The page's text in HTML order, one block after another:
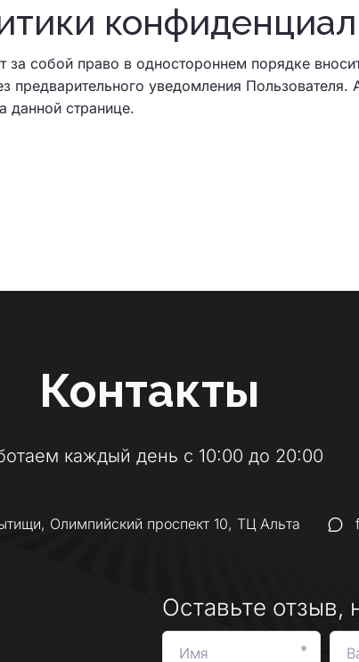
за собой право в одностороннем порядке
предварительного уведомления Пользователя.
данной странице.
Контакты
каждый день с 10:00 до 20:00
, Олимпийский проспект 10, ТЦ Альта
Оставьте
*